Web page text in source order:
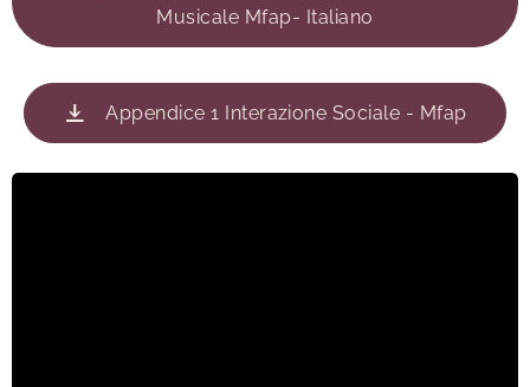
Musicale Mfap- Italiano
Appendice 1 Interazione Sociale - Mfap